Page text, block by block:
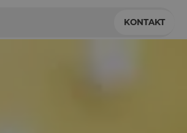
KONTAKT